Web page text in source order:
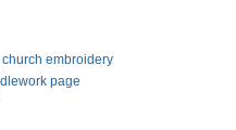
embroidery
page